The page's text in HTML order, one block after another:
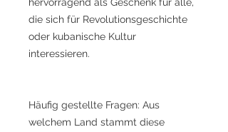
die sich für Revolutionsgeschichte
oder kubanische Kultur
interessieren.
Häufig gestellte Fragen: Aus
welchem Land stammt diese